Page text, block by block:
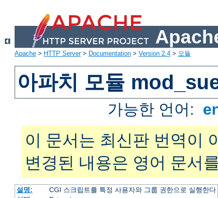
Apache > HTTP Server> Documentation > Version 2.4 > 모듈
아파치 모듈
가능한 언어:
이 문서는 최신판 번역이
변경된 내용은 영어 문서
설명:
CGI 스크립트를 특정 사용자와 그룹 권한으로 실행한다